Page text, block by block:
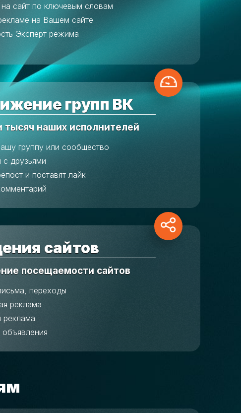
сайт по ключевым словам
на Вашем сайте
Эксперт режима
групп ВК
тысяч наших исполнителей
группу или сообщество
с друзьями
и поставят лайк
сайтов
посещаемости сайтов
переходы
реклама
реклама
объявления